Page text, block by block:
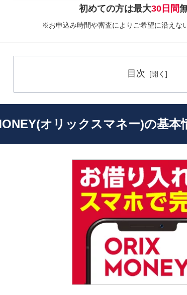
初めての方は最大30日間
※お申込み時間や審査によりご希望に沿えな
目次
オリックスマネー)の基本